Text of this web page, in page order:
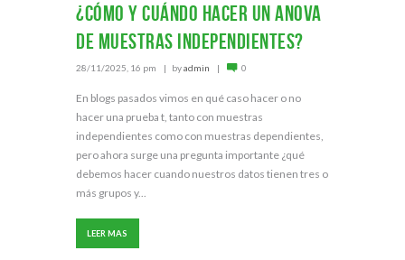
¿Cómo y cuándo hacer un ANOVA
de muestras independientes?
28/11/2025, 16 pm byadmin 0
En blogs pasados vimos en qué caso hacer o no
hacer una prueba t, tanto con muestras
independientes como con muestras dependientes,
pero ahora surge una pregunta importante ¿qué
debemos hacer cuando nuestros datos tienen tres o
más grupos y...
LEER MAS